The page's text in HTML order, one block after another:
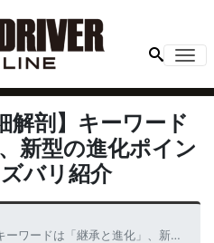
解剖】キーワード
新型の進化ポイン
バリ紹介
進化」、新型の進化ポイントと２台の違いをズバリ紹介